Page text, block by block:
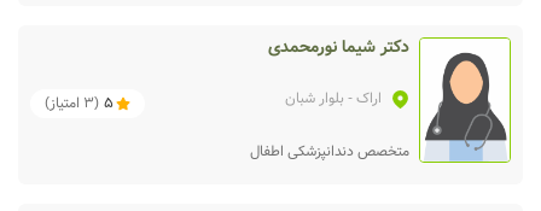
دکتر شیما نورمحمدی
اراک- بلوار شبان 5
(
3 امتیاز)
متخصص دندانپزشکی اطفال